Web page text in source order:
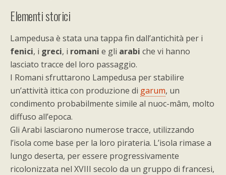
Elementi storici
Lampedusa è stata una tappa fin dall’antichità per i
fenici, i greci, i romani e gli arabi che vi hanno
lasciato tracce del loro passaggio.
I Romani sfruttarono Lampedusa per stabilire
un’attività ittica con produzione di garum, un
condimento probabilmente simile al nuoc-mâm, molto
diffuso all’epoca.
Gli Arabi lasciarono numerose tracce, utilizzando
l’isola come base per la loro pirateria. L’isola rimase a
lungo deserta, per essere progressivamente
ricolonizzata nel XVIII secolo da un gruppo di francesi,